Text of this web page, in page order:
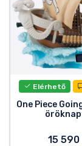
Elérhető
One Piece
15 590
Filmes
Mesés
Animés